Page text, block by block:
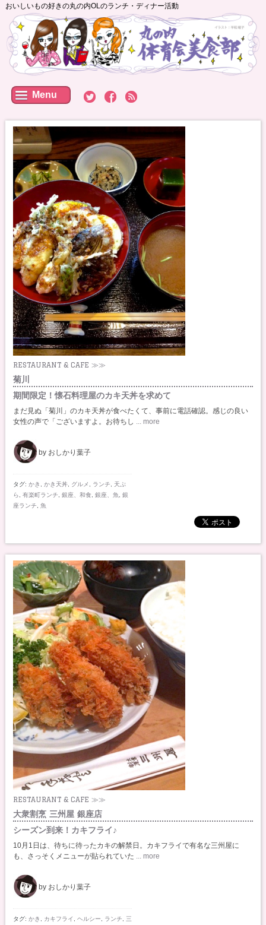
おいしいもの好きの丸の内OLのランチ・ディナー活動
Menu
RESTAURANT & CAFE ≫≫
菊川
期間限定！懐石料理屋のカキ天丼を求めて
まだ見ぬ「菊川」のカキ天丼が食べたくて、事前に電話確認。感じの良い
女性の声で「ございますよ。お待ちし
... more
by おしかり葉子
タグ: かき かき天丼, グルメ ランチ
天ぷ
ら
有楽町ランチ 銀座、和食, 銀座、魚
銀
座ランチ
魚
RESTAURANT & CAFE ≫≫
大衆割烹 三州屋 銀座店
シーズン到来！カキフライ♪
10月1日は、待ちに待ったカキの解禁日。カキフライで有名な三州屋に
も、さっそくメニューが貼られていた ... more
by おしかり葉子
タグ: かき カキフライ ヘルシー ランチ
三